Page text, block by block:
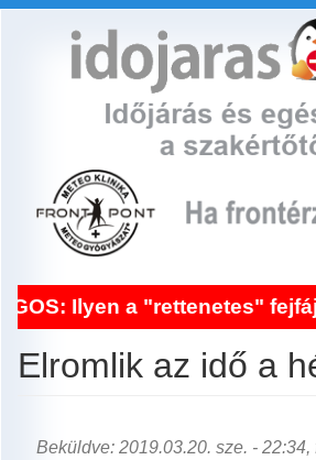
Ilyen a "rettenetes"
Elromlik az idő a
Beküldve: 2019.03.20. sze. -